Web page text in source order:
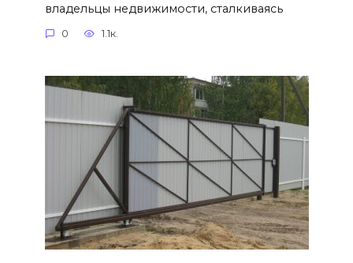
владельцы недвижимости, сталкиваясь
0 1.1к.